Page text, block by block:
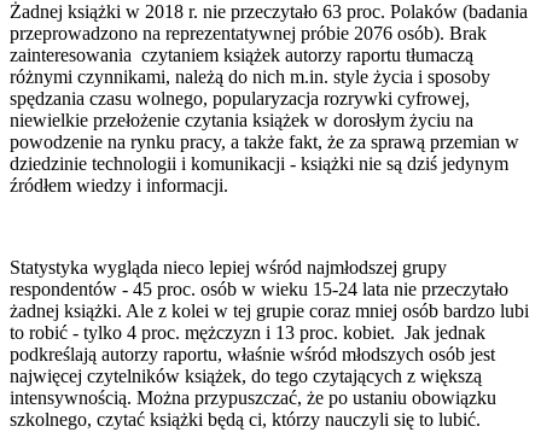
Żadnej książki w 2018 r. nie przeczytało 63 proc. Polaków (badania
przeprowadzono na reprezentatywnej próbie 2076 osób). Brak
zainteresowania czytaniem książek autorzy raportu tłumaczą
różnymi czynnikami, należą do nich m.in. style życia i sposoby
spędzania czasu wolnego, popularyzacja rozrywki cyfrowej,
niewielkie przełożenie czytania książek w dorosłym życiu na
powodzenie na rynku pracy, a także fakt, że za sprawą przemian w
dziedzinie technologii i komunikacji - książki nie są dziś jedynym
źródłem wiedzy i informacji.
Statystyka wygląda nieco lepiej wśród najmłodszej grupy
respondentów - 45 proc. osób w wieku 15-24 lata nie przeczytało
żadnej książki. Ale z kolei w tej grupie coraz mniej osób bardzo lubi
to robić - tylko 4 proc. mężczyzn i 13 proc. kobiet. Jak jednak
podkreślają autorzy raportu, właśnie wśród młodszych osób jest
najwięcej czytelników książek, do tego czytających z większą
intensywnością. Można przypuszczać, że po ustaniu obowiązku
szkolnego, czytać książki będą ci, którzy nauczyli się to lubić.